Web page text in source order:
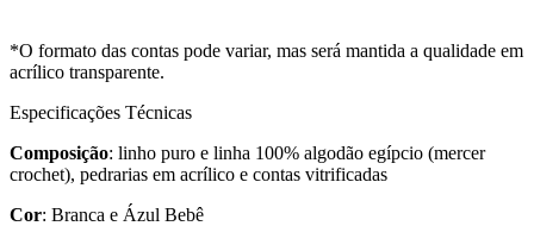
*O formato das contas pode variar, mas será mantida a qualidade em
acrílico transparente.
Especificações Técnicas
Composição: linho puro e linha 100% algodão egípcio (mercer
crochet), pedrarias em acrílico e contas vitrificadas
Cor: Branca e Ázul Bebê